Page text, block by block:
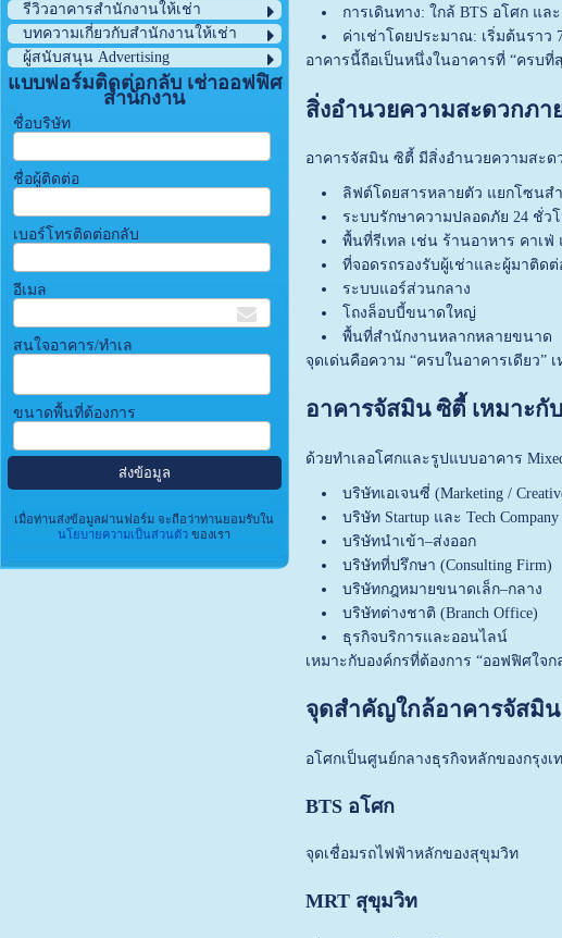
รีวิวอาคารสำนักงานให้เช่า
บทความเกี่ยวกับสำนักงานให้เช่า
ผู้สนับสนุน Advertising
แบบฟอร์มติดต่อกลับ เช่าออฟฟิศ
สำนักงาน
ชื่อบริษัท
ชื่อผู้ติดต่อ
เบอร์โทรติดต่อกลับ
อีเมล
สนใจอาคาร/ทำเล
ขนาดพื้นที่ต้องการ
เมื่อท่านส่งข้อมูลผ่านฟอร์ม จะถือว่าท่านยอมรับใน
นโยบายความเป็นส่วนตัวของเรา
การเดินทาง: ใกล้ BTS อโศก แล
ค่าเช่าโดยประมาณ: เริ่มต้นราว
อาคารนี้ถือเป็นหนึ่งในอาคารที่ “ครบ
สิ่งอำนวยความสะดวกภา
อาคารจัสมิน ซิตี้ มีสิ่งอำนวยความสะ
ลิฟต์โดยสารหลายตัว แยกโซนส
ระบบรักษาความปลอดภัย 24 ชั่วโ
พื้นที่รีเทล เช่น ร้านอาหาร คาเ
ที่จอดรถรองรับผู้เช่าและผู้มาติดต่
ระบบแอร์ส่วนกลาง
โถงล็อบบี้ขนาดใหญ่
พื้นที่สำนักงานหลากหลายขนาด
จุดเด่นคือความ “ครบในอาคารเดียว”
อาคารจัสมิน ซิตี้ เหมาะกั
ด้วยทำเลอโศกและรูปแบบอาคาร
บริษัทเอเจนซี่ (Marketing /
บริษัท Startup และ Tech Company
บริษัทนำเข้า–ส่งออก
บริษัทที่ปรึกษา (Consulting Firm)
บริษัทกฎหมายขนาดเล็ก–กลาง
บริษัทต่างชาติ (Branch Office)
ธุรกิจบริการและออนไลน์
เหมาะกับองค์กรที่ต้องการ “ออฟฟิศใจ
จุดสำคัญใกล้อาคารจัสมิ
อโศกเป็นศูนย์กลางธุรกิจหลักของกรุง
BTS อโศก
จุดเชื่อมรถไฟฟ้าหลักของสุขุมวิท
MRT สุขุมวิท